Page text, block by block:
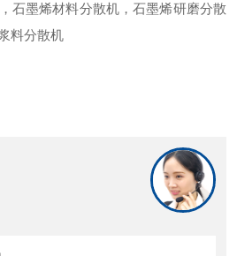
石墨烯材料分散机，石墨烯研磨分散
料分散机